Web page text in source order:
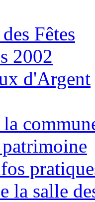
Fêtes
2002
d'Argent
la salle